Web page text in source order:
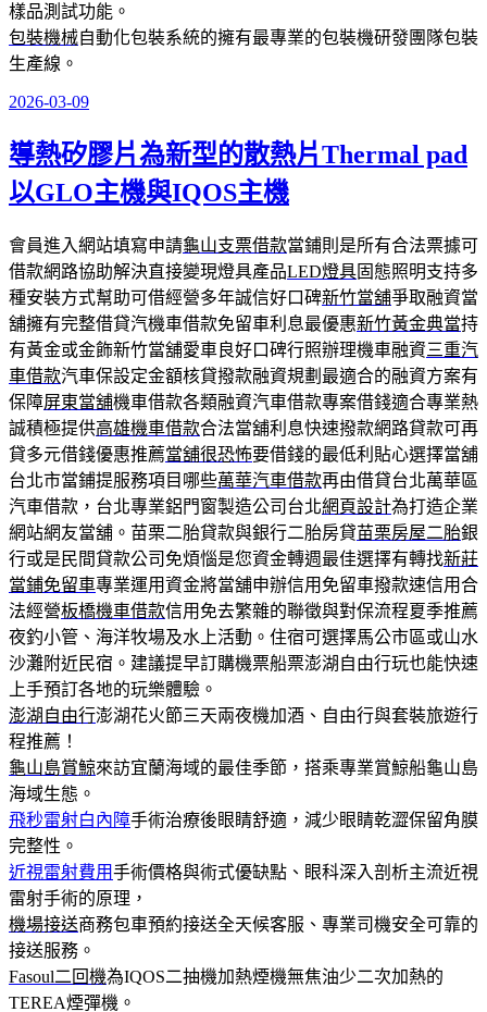
樣品測試功能。
包裝機械自動化包裝系統的擁有最專業的包裝機研發團隊包裝
生產線。
發
於
2026-03-09
導熱矽膠片為新型的散熱片Thermal pad
以GLO主機與IQOS主機
會員進入網站填寫申請龜山支票借款當鋪則是所有合法票據可
借款網路協助解決直接變現燈具產品LED燈具固態照明支持多
種安裝方式幫助可借經營多年誠信好口碑新竹當舖爭取融資當
舖擁有完整借貸汽機車借款免留車利息最優惠新竹黃金典當持
有黃金或金飾新竹當舖愛車良好口碑行照辦理機車融資三重汽
車借款汽車保設定金額核貸撥款融資規劃最適合的融資方案有
保障屏東當舖機車借款各類融資汽車借款專案借錢適合專業熱
誠積極提供高雄機車借款合法當舖利息快速撥款網路貸款可再
貸多元借錢優惠推薦當舖很恐怖要借錢的最低利貼心選擇當舖
台北市當鋪提服務項目哪些萬華汽車借款再由借貸台北萬華區
汽車借款，台北專業鋁門窗製造公司台北網頁設計為打造企業
網站網友當舖。苗栗二胎貸款與銀行二胎房貸苗栗房屋二胎銀
行或是民間貸款公司免煩惱是您資金轉週最佳選擇有轉找新莊
當鋪免留車專業運用資金將當舖申辦信用免留車撥款速信用合
法經營板橋機車借款信用免去繁雜的聯徵與對保流程夏季推薦
夜釣小管、海洋牧場及水上活動。住宿可選擇馬公市區或山水
沙灘附近民宿。建議提早訂購機票船票澎湖自由行玩也能快速
上手預訂各地的玩樂體驗。
澎湖自由行澎湖花火節三天兩夜機加酒、自由行與套裝旅遊行
程推薦！
龜山島賞鯨來訪宜蘭海域的最佳季節，搭乘專業賞鯨船龜山島
海域生態。
飛秒雷射白內障手術治療後眼睛舒適，減少眼睛乾澀保留角膜
完整性。
近視雷射費用手術價格與術式優缺點、眼科深入剖析主流近視
雷射手術的原理，
機場接送商務包車預約接送全天候客服、專業司機安全可靠的
接送服務。
Fasoul二回機為IQOS二抽機加熱煙機無焦油少二次加熱的
TEREA煙彈機。